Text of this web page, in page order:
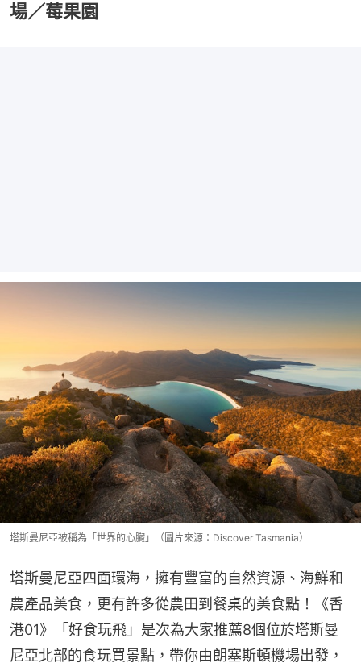
場／莓果園
塔斯曼尼亞被稱為「世界的心臟」（圖片來源：Discover Tasmania）
塔斯曼尼亞四面環海，擁有豐富的自然資源、海鮮和
農產品美食，更有許多從農田到餐桌的美食點！《香
港01》「好食玩飛」是次為大家推薦8個位於塔斯曼
尼亞北部的食玩買景點，帶你由朗塞斯頓機場出發，